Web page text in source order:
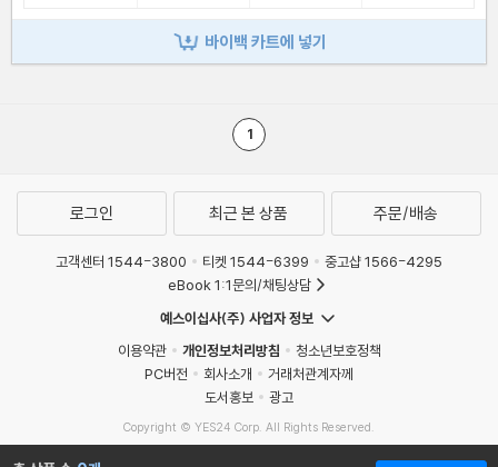
바이백 카트에 넣기
1
로그인 최근 본 상품 주문/배송
고객센터 1544-3800 티켓 1544-6399
중고샵 1566-4295
eBook 1:1문의/채팅상담
예스이십사(주) 사업자 정보
이용약관
개인정보처리방침
청소년보호정책
PC버전
회사소개
거래처관계자께
도서홍보
광고
Copyright © YES24 Corp. All Rights Reserved.
MATOM10